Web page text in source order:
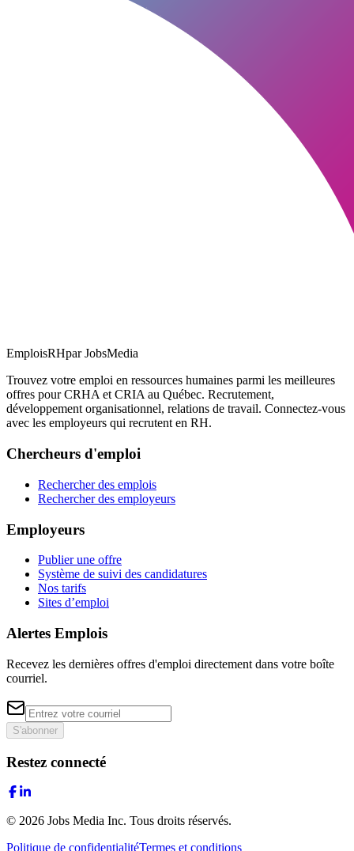
EmploisRHpar JobsMedia
Trouvez votre emploi en ressources humaines parmi les meilleures
offres pour CRHA et CRIA au Québec. Recrutement,
développement organisationnel, relations de travail. Connectez-vous
avec les employeurs qui recrutent en RH.
Chercheurs d'emploi
Rechercher des emplois
Rechercher des employeurs
Employeurs
Publier une offre
Système de suivi des candidatures
Nos tarifs
Sites d’emploi
Alertes Emplois
Recevez les dernières offres d'emploi directement dans votre boîte
courriel.
S'abonner
Restez connecté
© 2026 Jobs Media Inc. Tous droits réservés.
Politique de confidentialitéTermes et conditions